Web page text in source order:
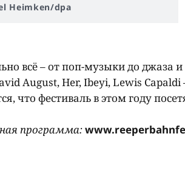
Heimken/dpa
всё – от поп-музыки до джаза
August, Her, Ibeyi, Lewis
что фестиваль в этом году
программа: